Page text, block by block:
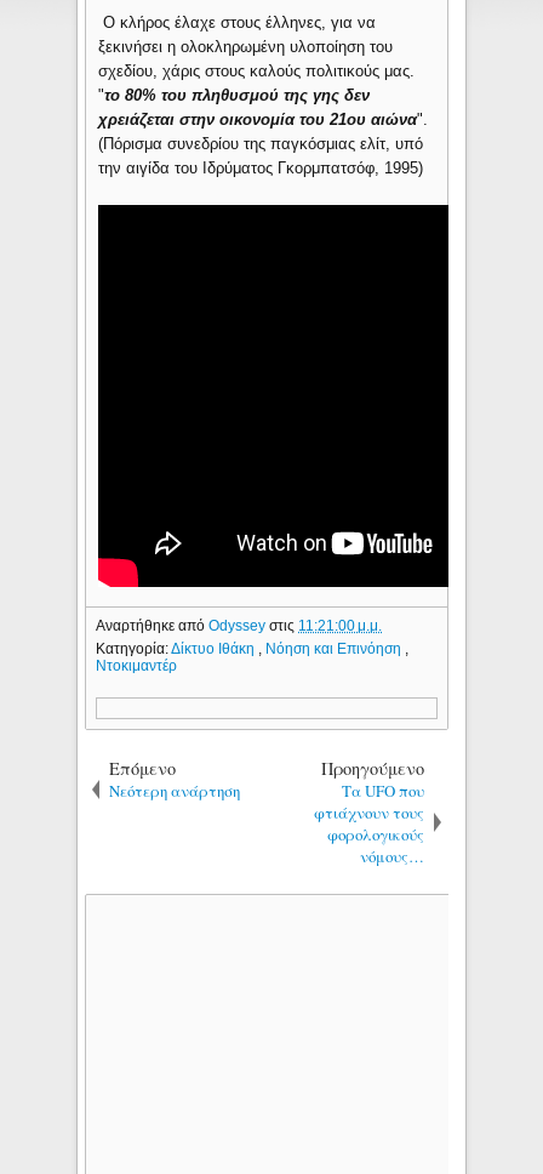
Ο κλήρος έλαχε στους έλληνες, για να
ξεκινήσει η ολοκληρωμένη υλοποίηση του
σχεδίου, χάρις στους καλούς πολιτικούς μας.
"το 80% του πληθυσμού της γης δεν
χρειάζεται στην οικονομία του 21ου αιώνα".
(Πόρισμα συνεδρίου της παγκόσμιας ελίτ, υπό
την αιγίδα του Ιδρύματος Γκορμπατσόφ, 1995)
Αναρτήθηκε απόOdysseyστις 11:21:00 μ.μ.
Κατηγορία:Δίκτυο Ιθάκη , Νόηση και Επινόηση ,
Ντοκιμαντέρ
Επόμενο
Νεότερη ανάρτηση
Προηγούμενο
Τα UFO που
φτιάχνουν τους
φορολογικούς
νόμους…